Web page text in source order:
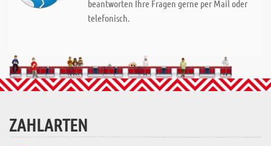
beantworten Ihre Fragen gerne per Mail oder
telefonisch.
ZAHLARTEN